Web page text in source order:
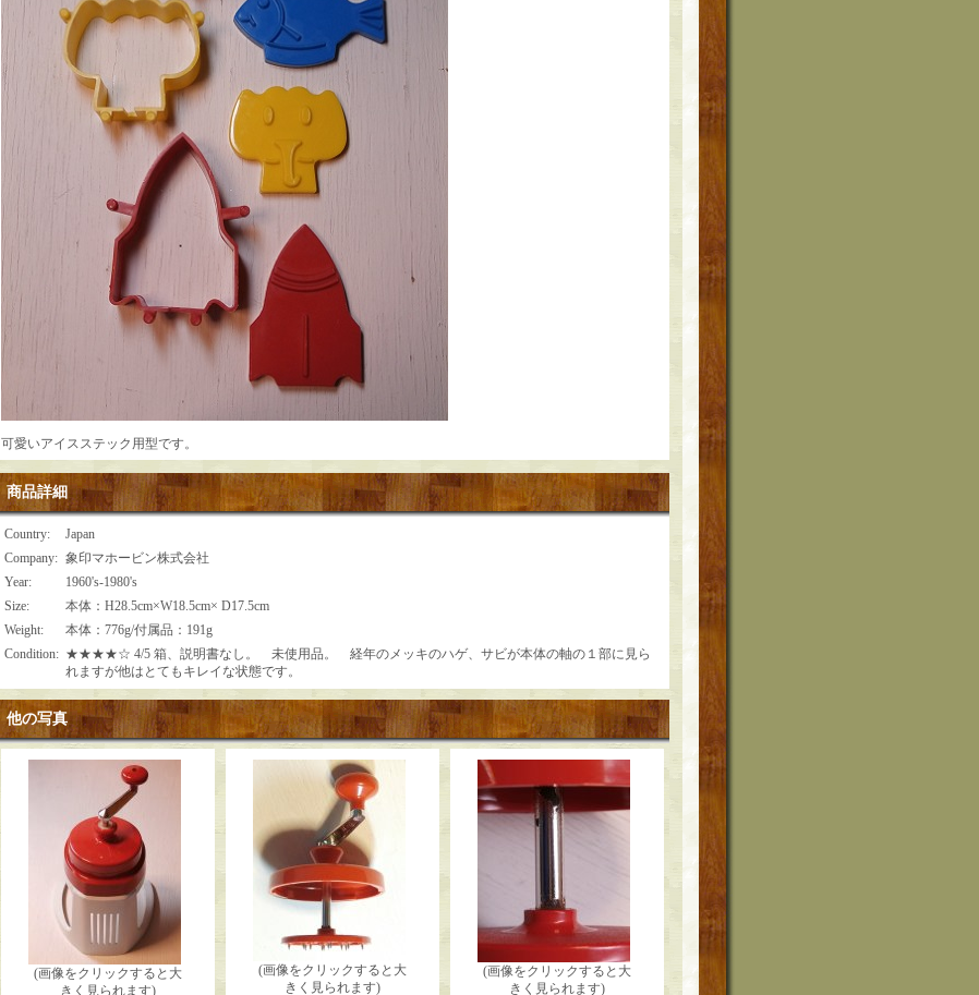
可愛いアイスステック用型です。
商品詳細
Country:
Japan
Company: 象印マホービン株式会社
Year:
1960's-1980's
Size:
本体：H28.5cm×W18.5cm× D17.5cm
Weight:
本体：776g/付属品：191g
Condition: ★★★★☆ 4/5 箱、説明書なし。 未使用品。 経年のメッキのハゲ、サビが本体の軸の１部に見ら
れますが他はとてもキレイな状態です。
他の写真
(画像をクリックすると大
きく見られます)
(画像をクリックすると大
きく見られます)
(画像をクリックすると大
きく見られます)